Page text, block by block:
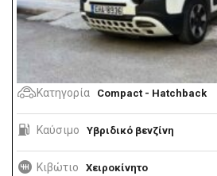
Κατηγορία Compact - Hatchback
Καύσιμο Υβριδικό βενζίνη
Κιβώτιο Χειροκίνητο